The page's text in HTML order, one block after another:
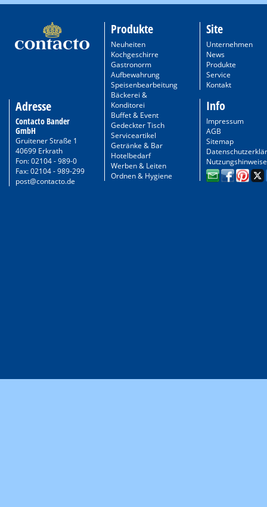
Adresse
Contacto Bander
GmbH
Gruitener Straße 1
40699 Erkrath
Fon: 02104 - 989-0
Fax: 02104 - 989-299
post@contacto.de
Produkte
Neuheiten
Kochgeschirre
Gastronorm
Aufbewahrung
Speisenbearbeitung
Bäckerei &
Konditorei
Buffet & Event
Gedeckter Tisch
Serviceartikel
Getränke & Bar
Hotelbedarf
Werben & Leiten
Ordnen & Hygiene
Site
Unternehmen
News
Produkte
Service
Kontakt
Info
Impressum
AGB
Sitemap
Nutzungshinweise